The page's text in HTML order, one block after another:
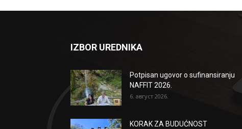
IZBOR UREDNIKA
Potpisan ugovor o sufinansiranju
NAFFIT 2026.
6. август 2026.
KORAK ZA BUDUĆNOST